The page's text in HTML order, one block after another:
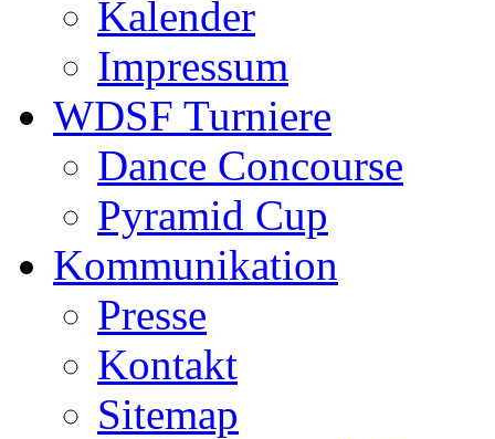
Kalender
Impressum
WDSF Turniere
Dance Concourse
Pyramid Cup
Kommunikation
Presse
Kontakt
Sitemap